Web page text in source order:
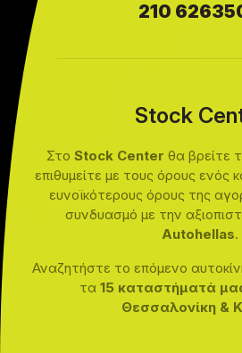
210
Stock
Στο Stock Center θα βρείτε
επιθυμείτε με τους όρους ενός
ευνοϊκότερους όρους της
συνδυασμό με την
Autohellas.
Αναζητήστε το επόμενο
τα 15 καταστήματά
Θεσσαλονίκη &